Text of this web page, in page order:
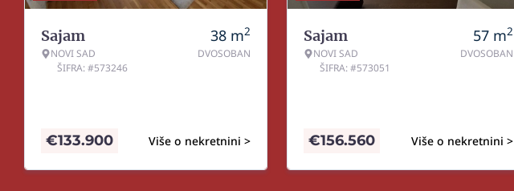
Sajam
NOVI SAD
ŠIFRA: #573246
38 m2
DVOSOBAN
Više o nekretnini >
€133.900
Sajam
NOVI SAD
ŠIFRA: #573051
57 m2
DVOSOBAN
Više o nekretnini >
€156.560